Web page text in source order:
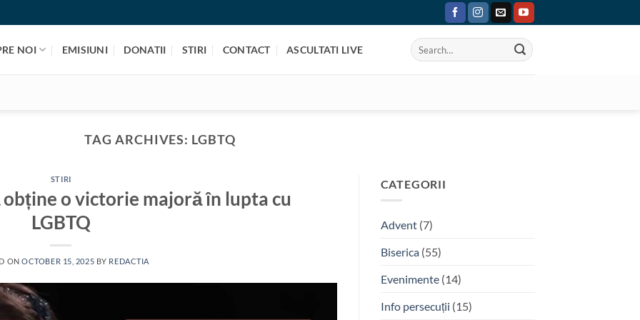
NOI EMISIUNI DONATII STIRI CONTACT ASCULTATI LIVE
TAG ARCHIVES: LGBTQ
STIRI
o victorie majoră în lupta cu
LGBTQ
ONOCTOBER 15, 2025 BY REDACTIA
CATEGORII
Advent(7)
Biserica(55)
Evenimente(14)
Info persecuții (15)